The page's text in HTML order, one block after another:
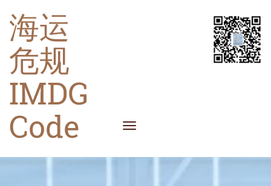
海运
危规
IMDG
Code